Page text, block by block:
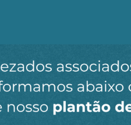
encontrar um
necessário compreender a
de poderes corporativos
a sua ascensão desde
compreender as suas
melhor as suas
suas novas dinâmicas
à ascensão da China.
de criação de novos
várias fases de